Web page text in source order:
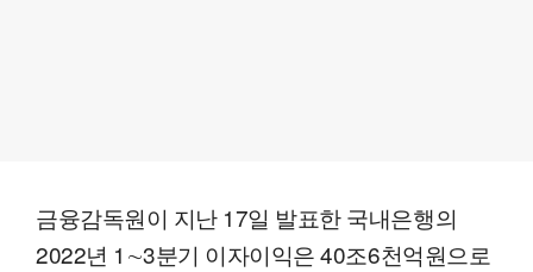
금융감독원이 지난 17일 발표한 국내은행의
2022년 1∼3분기 이자이익은 40조6천억원으로